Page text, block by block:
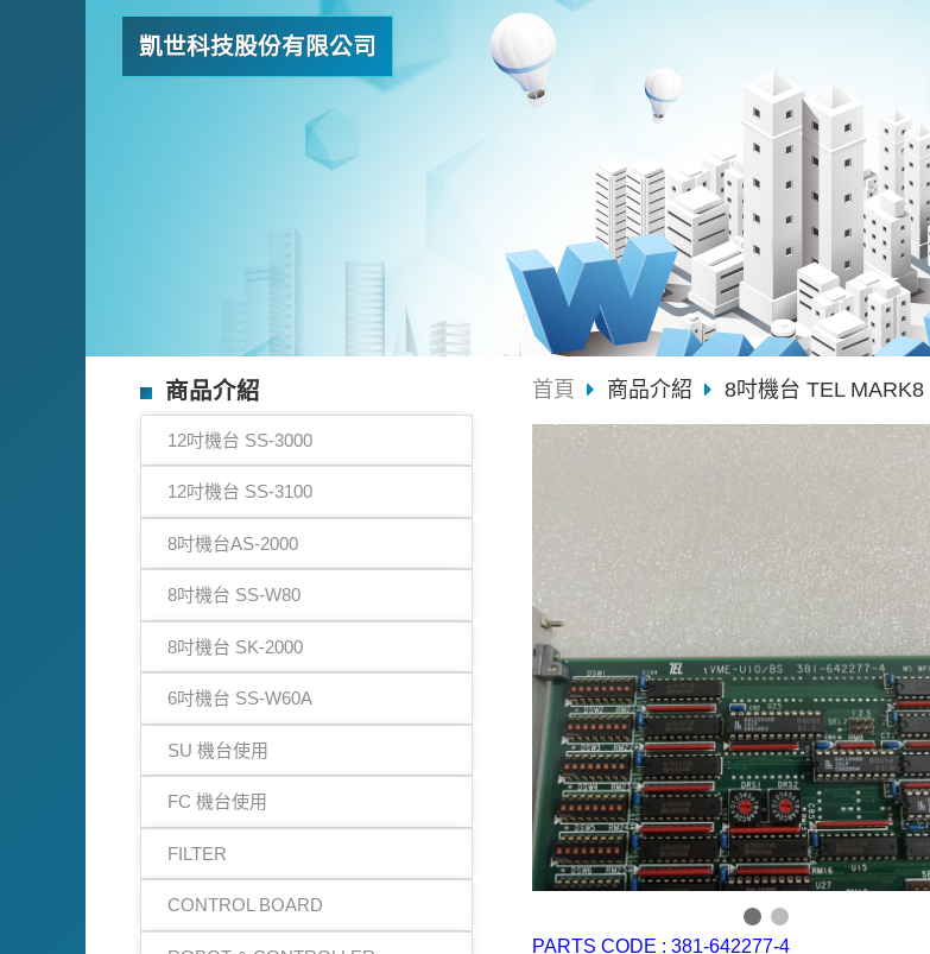
凱世科技股份有限公司
商品介紹
12吋機台 SS-3000
12吋機台 SS-3100
8吋機台AS-2000
8吋機台 SS-W80
8吋機台 SK-2000
6吋機台 SS-W60A
SU 機台使用
FC 機台使用
FILTER
CONTROL BOARD
首頁 商品介紹 8吋機台 TEL MARK8
PARTS CODE : 381-642277-4